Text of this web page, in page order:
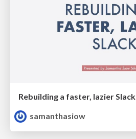
Rebuilding a faster, lazier Slack
samanthasiow